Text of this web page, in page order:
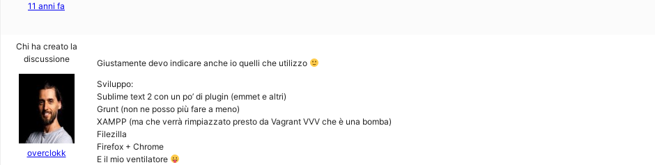
11 anni fa
Chi ha creato la
discussione
overclokk
Giustamente devo indicare anche io quelli che utilizzo
Sviluppo:
Sublime text 2 con un po’ di plugin (emmet e altri)
Grunt (non ne posso più fare a meno)
XAMPP (ma che verrà rimpiazzato presto da Vagrant VVV che è una bomba)
Filezilla
Firefox + Chrome
E il mio ventilatore